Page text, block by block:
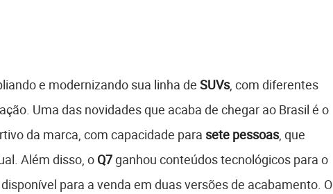
e modernizando sua linha de SUVs, com diferentes
Uma das novidades que acaba de chegar ao Brasil é o
da marca, com capacidade para sete pessoas, que
Além disso, o Q7ganhou conteúdos tecnológicos para o
para a venda em duas versões de acabamento. O